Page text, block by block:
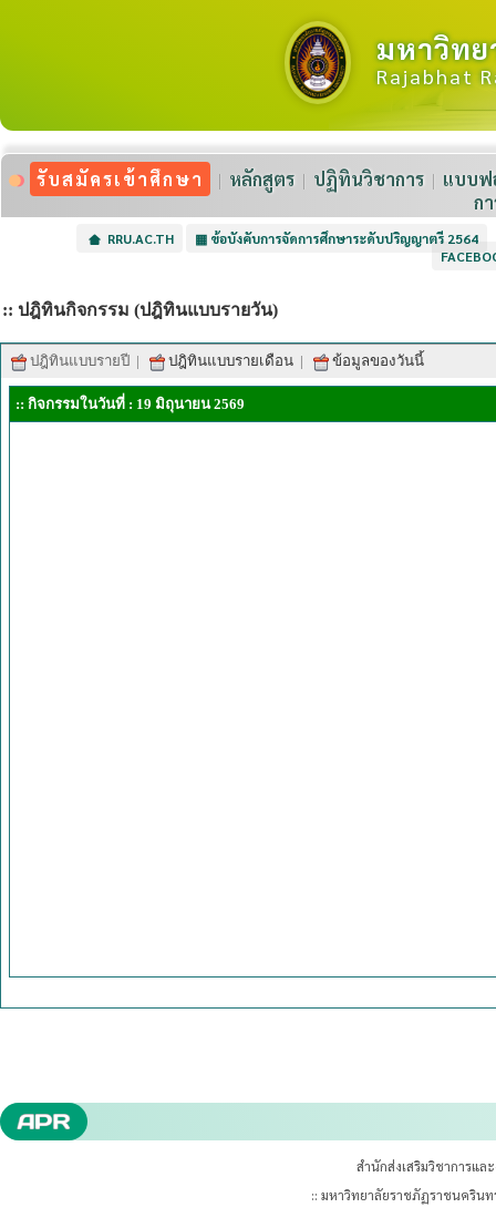
มหาวิท
Rajabhat
รับสมัครเข้าศึกษา หลักสูตร ปฏิทินวิชาการ
แบบฟ
ก
RRU.AC.TH ▦ ข้อบังคับการจัดการศึกษาระดับปริญญาตรี 2564
:: ปฎิทินกิจกรรม (ปฎิทินแบบรายวัน)
ปฎิทินแบบรายปี | ปฎิทินแบบรายเดือน | ข้อมูลของวันนี้
:: กิจกรรมในวันที่ : 19 มิถุนายน 2569
สำนักส่งเสริมวิชาการแ
:: มหาวิทยาลัยราชภัฏราชนคริน